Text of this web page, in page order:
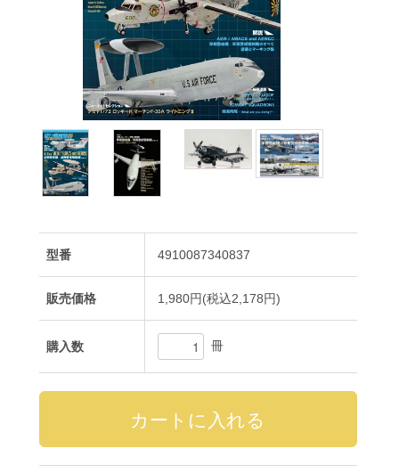
型番 4910087340837
販売価格 1,980円(税込2,178円)
購入数 冊